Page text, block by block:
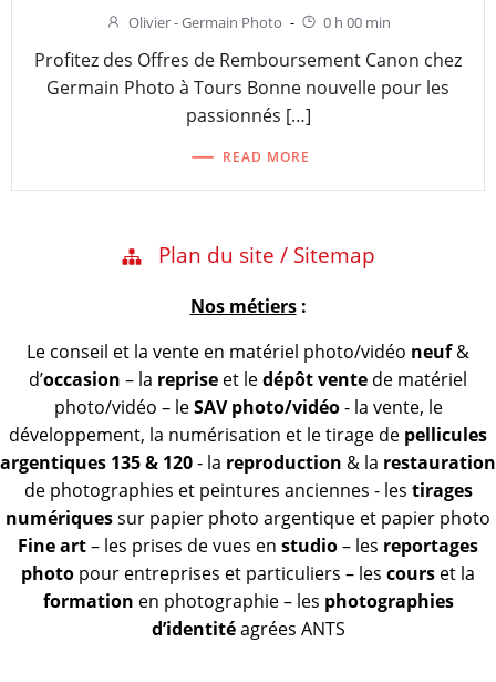
Olivier - Germain Photo - 0 h 00 min
Profitez des Offres de Remboursement Canon chez
Germain Photo à Tours Bonne nouvelle pour les
passionnés […]
READ MORE
Plan du site / Sitemap
Nos métiers:
Le conseil et la vente en matériel photo/vidéo neuf&
d’occasion – la reprise et ledépôt vente de matériel
photo/vidéo – leSAV photo/vidéo- la vente, le
développement, la numérisation et le tirage de pellicules
argentiques 135 & 120- la reproduction & la restauration
de photographies et peintures anciennes - les tirages
numériquessur papier photo argentique et papier photo
Fine art– les prises de vues en studio– les reportages
photo pour entreprises et particuliers – les cours et la
formation en photographie – les photographies
d’identitéagrées ANTS